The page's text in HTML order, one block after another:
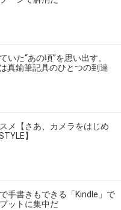
いた“あの頃”を思い出す。
真鍮筆記具のひとつの到達
メ【さあ、カメラをはじめ
】
手書きもできる「Kindle」で
ットに集中だ